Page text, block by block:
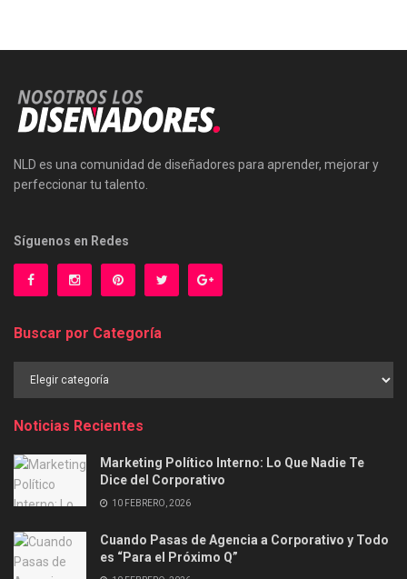
NLD es una comunidad de diseñadores para aprender, mejorar y
perfeccionar tu talento.
Síguenos en Redes
Buscar por Categoría
Noticias Recientes
Marketing Político Interno: Lo Que Nadie Te
Dice del Corporativo
10 FEBRERO, 2026
Cuando Pasas de Agencia a Corporativo y Todo
es “Para el Próximo Q”